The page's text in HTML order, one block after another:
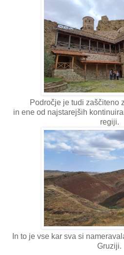
Področje je tudi zaščiteno
in ene od najstarejših
regiji.
In to je vse kar sva si
Gruziji.